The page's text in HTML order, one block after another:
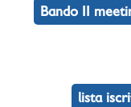
Bando II
lista